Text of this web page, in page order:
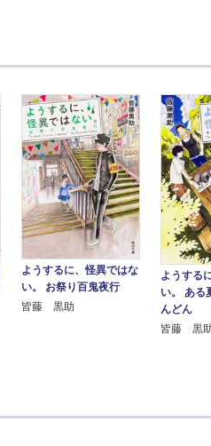
ようするに、怪異ではな
い。 お祭り百鬼夜行
皆藤 黒助
ようする
い。 ある
んどん
皆藤 黒